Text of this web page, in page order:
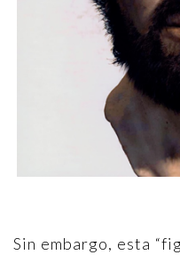
Sin embargo, esta